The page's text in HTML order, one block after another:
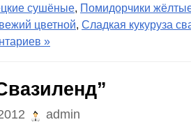
сушёные, Помидорчики
цветной, Сладкая кукуруза
»
admin